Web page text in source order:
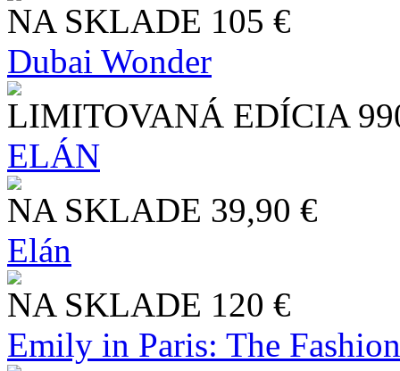
NA SKLADE 105 €
Dubai Wonder
LIMITOVANÁ EDÍCIA
ELÁN
NA SKLADE 39,90 €
Elán
NA SKLADE 120 €
Emily in Paris: The